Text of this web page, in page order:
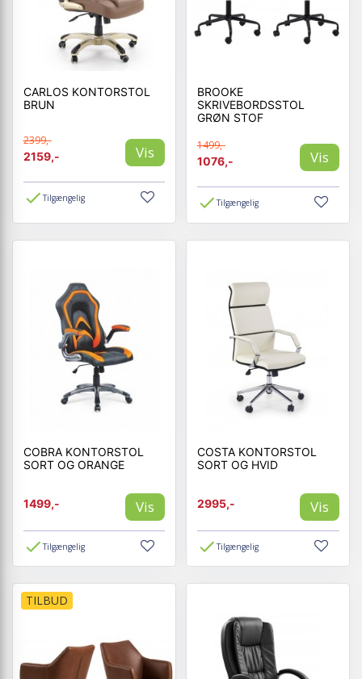
CARLOS KONTORSTOL
BRUN
2399,-
2159,-
Vis
Tilgængelig
BROOKE
SKRIVEBORDSSTOL
GRØN STOF
1499,-
1076,-
Vis
Tilgængelig
COBRA KONTORSTOL
SORT OG ORANGE
1499,- Vis
Tilgængelig
COSTA KONTORSTOL
SORT OG HVID
2995,- Vis
Tilgængelig
TILBUD